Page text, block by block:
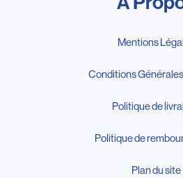
Mentions
Conditions
Politique de
Politique de
Plan du site